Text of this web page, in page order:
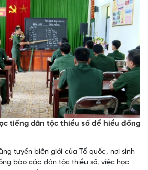
tiếng dân tộc thiểu số để hiểu đồng
tuyến biên giới của Tổ quốc, nơi sinh
bào các dân tộc thiểu số, việc học